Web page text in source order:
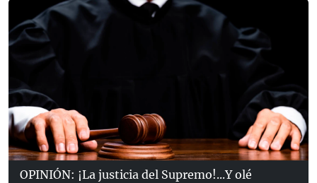
OPINIÓN: ¡La justicia del Supremo!...Y olé